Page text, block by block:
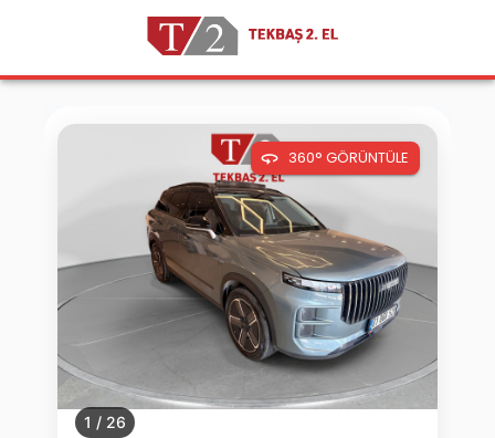
1 / 26
360° GÖRÜNTÜLE